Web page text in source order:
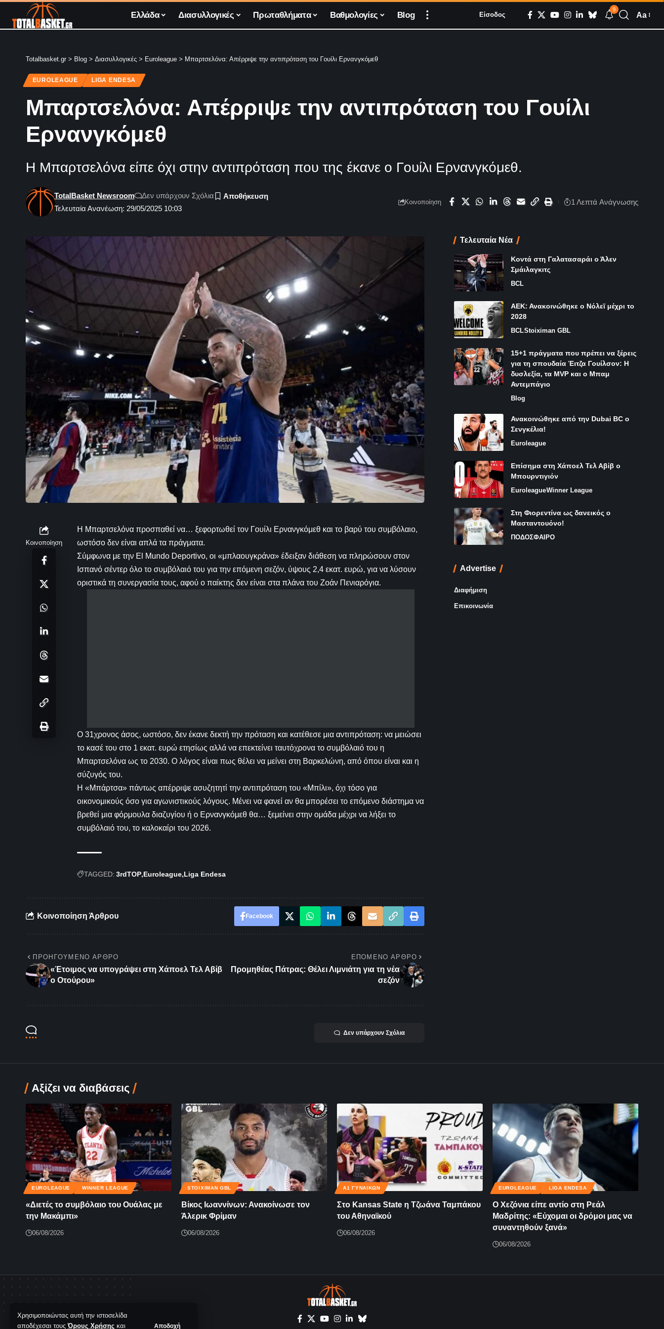
Χρησιμοποιώντας αυτή την ιστοσελίδα
αποδέχεσαι τουςΌρους Χρήσης και Αποδοχή
Ελλάδα Διασυλλογικές Πρωταθλήματα Βαθμολογίες Blog Είσοδος
9
Aa
Totalbasket.gr > Blog > Διασυλλογικές > Euroleague > Μπαρτσελόνα: Απέρριψε την αντιπρόταση του Γουίλι Ερνανγκόμεθ
EUROLEAGUE LIGA ENDESA
Μπαρτσελόνα: Απέρριψε την αντιπρόταση του Γουίλι
Ερνανγκόμεθ
Η Μπαρτσελόνα είπε όχι στην αντιπρόταση που της έκανε ο Γουίλι Ερνανγκόμεθ.
Τελευταία Ανανέωση: 29/05/2025 10:03
TotalBasket Newsroom Δεν υπάρχουν Σχόλια
Κοινοποίηση 1 Λεπτά Aνάγνωσης
Κοινοποίηση
Η Μπαρτσελόνα προσπαθεί να… ξεφορτωθεί τον Γουίλι Ερνανγκόμεθ και το βαρύ του συμβόλαιο,
ωστόσο δεν είναι απλά τα πράγματα.
Σύμφωνα με την El Mundo Deportivo, οι «μπλαουγκράνα» έδειξαν διάθεση να πληρώσουν στον
Ισπανό σέντερ όλο το συμβόλαιό του για την επόμενη σεζόν, ύψους 2,4 εκατ. ευρώ, για να λύσουν
οριστικά τη συνεργασία τους, αφού ο παίκτης δεν είναι στα πλάνα του Ζοάν Πενιαρόγια.
Ο 31χρονος άσος, ωστόσο, δεν έκανε δεκτή την πρόταση και κατέθεσε μια αντιπρόταση: να μειώσει
το κασέ του στο 1 εκατ. ευρώ ετησίως αλλά να επεκτείνει ταυτόχρονα το συμβόλαιό του η
Μπαρτσελόνα ως το 2030. Ο λόγος είναι πως θέλει να μείνει στη Βαρκελώνη, από όπου είναι και η
σύζυγός του.
Η «Μπάρτσα» πάντως απέρριψε ασυζητητί την αντιπρόταση του «Μπίλι», όχι τόσο για
οικονομικούς όσο για αγωνιστικούς λόγους. Μένει να φανεί αν θα μπορέσει το επόμενο διάστημα να
βρεθεί μια φόρμουλα διαζυγίου ή ο Ερνανγκόμεθ θα… ξεμείνει στην ομάδα μέχρι να λήξει το
συμβόλαιό του, το καλοκαίρι του 2026.
TAGGED: 3rdTOP Euroleague Liga Endesa
Κοινοποίηση Άρθρου Facebook
ΠΡΟΗΓΟΎΜΕΝΟ ΆΡΘΡΟ
«Έτοιμος να υπογράψει στη Χάποελ Τελ Αβίβ
ο Οτούρου»
ΕΠΌΜΕΝΟ ΆΡΘΡΟ
Προμηθέας Πάτρας: Θέλει Λιμνιάτη για τη νέα
σεζόν
Δεν υπάρχουν Σχόλια
Τελευταία Νέα
Κοντά στη Γαλατασαράι ο Άλεν
Σμάιλαγκιτς
BCL
ΑΕΚ: Ανακοινώθηκε ο Νόλεϊ μέχρι το
2028
BCLStoiximan GBL
15+1 πράγματα που πρέπει να ξέρεις
για τη σπουδαία Έιτζα Γουίλσον: Η
δυσλεξία, τα MVP και ο Μπαμ
Αντεμπάγιο
Blog
Ανακοινώθηκε από την Dubai BC ο
Σενγκέλια!
Euroleague
Επίσημα στη Χάποελ Τελ Αβίβ ο
Μπουρντιγιόν
EuroleagueWinner League
Στη Φιορεντίνα ως δανεικός ο
Μασταντουόνο!
ΠΟΔΟΣΦΑΙΡΟ
Advertise
Διαφήμιση
Επικοινωνία
Αξίζει να διαβάσεις
EUROLEAGUE WINNER LEAGUE
«Διετές το συμβόλαιο του Ουάλας με
την Μακάμπι»
06/08/2026
STOIXIMAN GBL
Βίκος Ιωαννίνων: Ανακοίνωσε τον
Άλερικ Φρίμαν
06/08/2026
Α1 ΓΥΝΑΙΚΏΝ
Στο Kansas State η Τζωάνα Ταμπάκου
του Αθηναϊκού
06/08/2026
EUROLEAGUE LIGA ENDESA
Ο Χεζόνια είπε αντίο στη Ρεάλ
Μαδρίτης: «Εύχομαι οι δρόμοι μας να
συναντηθούν ξανά»
06/08/2026